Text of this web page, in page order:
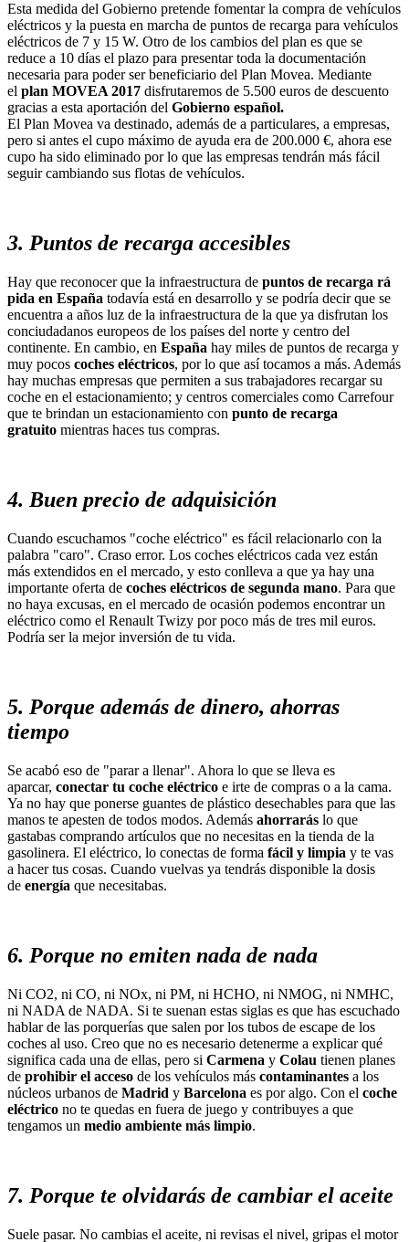
​Esta medida del Gobierno pretende fomentar la compra de vehículos
eléctricos y la puesta en marcha de puntos de recarga para vehículos
eléctricos de 7 y 15 W. Otro de los cambios del plan es que se
reduce a 10 días el plazo para presentar toda la documentación
necesaria para poder ser beneficiario del Plan Movea. Mediante
el plan MOVEA2017 disfrutaremos de 5.500 euros de descuento
gracias a esta aportación del Gobierno español.
El Plan Movea va destinado, además de a particulares, a empresas,
pero si antes el cupo máximo de ayuda era de 200.000 €, ahora ese
cupo ha sido eliminado por lo que las empresas tendrán más fácil
seguir cambiando sus flotas de vehículos.
3. Puntos de recarga accesibles
Hay que reconocer que la infraestructura de puntos de recarga rá
pida en España todavía está en desarrollo y se podría decir que se
encuentra a años luz de la infraestructura de la que ya disfrutan los
conciudadanos europeos de los países del norte y centro del
continente. En cambio, en España hay miles de puntos de recarga y
muy pocos coches eléctricos, por lo que así tocamos a más. Además
hay muchas empresas que permiten a sus trabajadores recargar su
coche en el estacionamiento; y centros comerciales como Carrefour
que te brindan un estacionamiento con punto de recarga
gratuito mientras haces tus compras.
4. Buen precio de adquisición
Cuando escuchamos "coche eléctrico" es fácil relacionarlo con la
palabra "caro". Craso error. Los coches eléctricos cada vez están
más extendidos en el mercado, y esto conlleva a que ya hay una
importante oferta de coches eléctricos de segunda mano. Para que
no haya excusas, en el mercado de ocasión podemos encontrar un
eléctrico como el Renault Twizy por poco más de tres mil euros.
Podría ser la mejor inversión de tu vida.
5. Porque además de dinero, ahorras
tiempo
Se acabó eso de "parar a llenar". Ahora lo que se lleva es
aparcar, conectar tu coche eléctrico e irte de compras o a la cama.
Ya no hay que ponerse guantes de plástico desechables para que las
manos te apesten de todos modos. Además ahorrarás lo que
gastabas comprando artículos que no necesitas en la tienda de la
gasolinera. El eléctrico, lo conectas de forma fácil y limpia y te vas
a hacer tus cosas. Cuando vuelvas ya tendrás disponible la dosis
de energía que necesitabas.
6. Porque no emiten nada de nada
Ni CO2, ni CO, ni NOx, ni PM, ni HCHO, ni NMOG, ni NMHC,
ni NADA de NADA. Si te suenan estas siglas es que has escuchado
hablar de las porquerías que salen por los tubos de escape de los
coches al uso. Creo que no es necesario detenerme a explicar qué
significa cada una de ellas, pero si Carmena y Colau tienen planes
de prohibir el acceso de los vehículos más contaminantes a los
núcleos urbanos de Madrid y Barcelona es por algo. Con el coche
eléctrico no te quedas en fuera de juego y contribuyes a que
tengamos un medio ambiente más limpio.
7. Porque te olvidarás de cambiar el aceite
Suele pasar. No cambias el aceite, ni revisas el nivel, gripas el motor